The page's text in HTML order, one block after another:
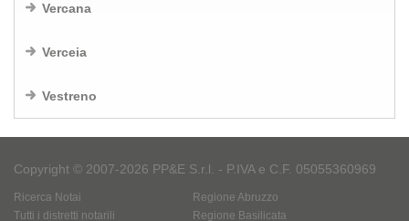
Vercana
Verceia
Vestreno
Copyright © 2007-2026 PP&E S.r.l. - P.IVA e C.F. 05055360969
Ricerca Notai
Tutti i distretti notarili
Regione Abruzzo
Regione Basilicata